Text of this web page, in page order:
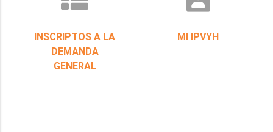
INSCRIPTOS A LA
DEMANDA
GENERAL
MI IPVYH